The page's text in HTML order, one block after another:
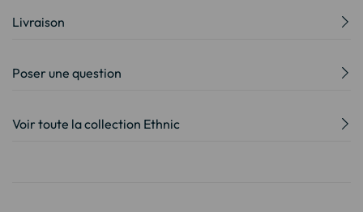
Livraison
Poser une question
Voir toute la collection Ethnic